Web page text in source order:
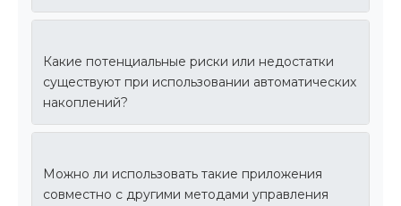
Какие потенциальные риски или недостатки
существуют при использовании автоматических
накоплений?
Можно ли использовать такие приложения
совместно с другими методами управления